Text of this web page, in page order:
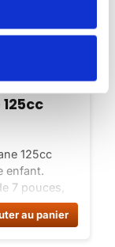
125cc
enfant.
7 pouces,
!
au panier